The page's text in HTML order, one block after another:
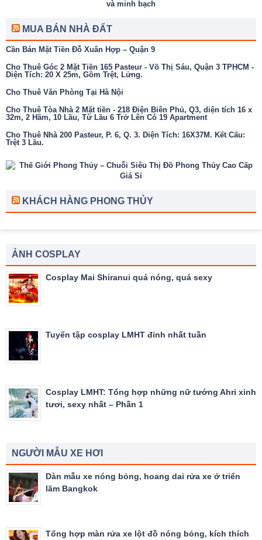
MUA BÁN NHÀ ĐẤT
Cần Bán Mặt Tiền Đỗ Xuân Hợp – Quận 9
Cho Thuê Góc 2 Mặt Tiền 165 Pasteur - Võ Thị Sáu, Quận 3 TPHCM -
Diện Tích: 20 X 25m, Gồm Trệt, Lửng.
Cho Thuê Văn Phòng Tại Hà Nội
Cho Thuê Tòa Nhà 2 Mặt tiền - 218 Điện Biên Phủ, Q3, diện tích 16 x
32m, 2 Hầm, 10 Lầu, Từ Lầu 6 Trở Lên Có 19 Apartment
Cho Thuê Nhà 200 Pasteur, P. 6, Q. 3. Diện Tích: 16X37M. Kết Cấu:
Trệt 3 Lầu.
KHÁCH HÀNG PHONG THỦY
ẢNH COSPLAY
Cosplay Mai Shiranui quá nóng, quá sexy
Tuyển tập cosplay LMHT đỉnh nhất tuần
Cosplay LMHT: Tổng hợp những nữ tướng Ahri xinh
tươi, sexy nhất – Phần 1
NGƯỜI MẪU XE HƠI
Dàn mẫu xe nóng bỏng, hoang dai rửa xe ở triển
lãm Bangkok
Tổng hợp màn rửa xe lột đồ nóng bỏng, kích thích